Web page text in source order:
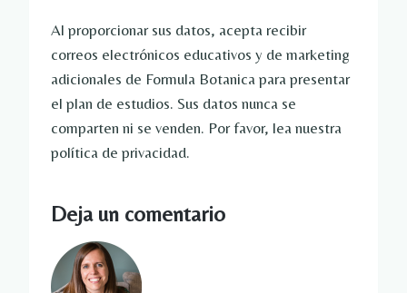
Al proporcionar sus datos, acepta recibir
correos electrónicos educativos y de marketing
adicionales de Formula Botanica para presentar
el plan de estudios. Sus datos nunca se
comparten ni se venden. Por favor, lea nuestra
política de privacidad.
Deja un comentario